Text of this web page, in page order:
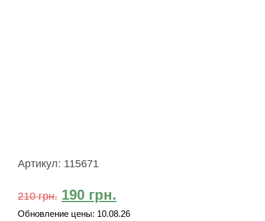
Артикул: 115671
210грн. 190 грн.
Обновление цены: 10.08.26